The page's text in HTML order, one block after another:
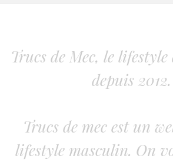
Trucs de Mec, le
depuis 2012.
Trucs de mec est un
lifestyle masculin. On